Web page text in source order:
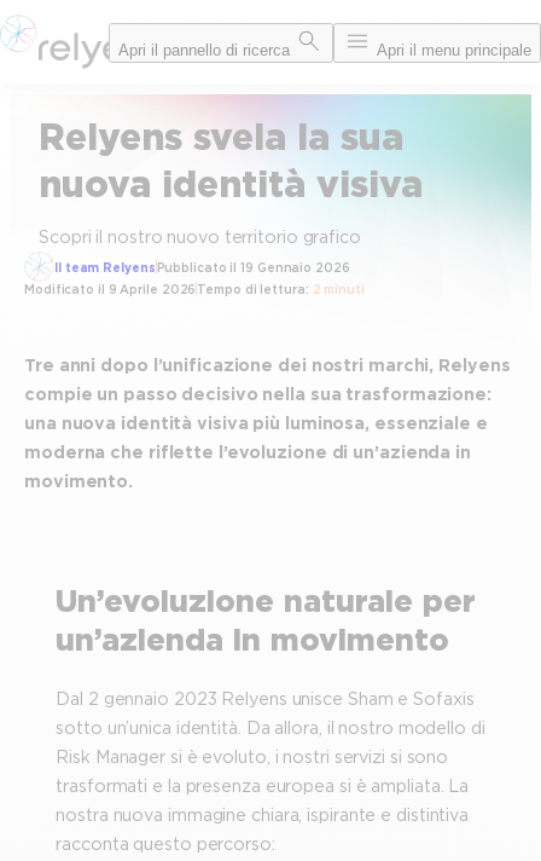
Vai
al
Apri il pannello di ricerca Apri il menu principale
Relyens svela la sua
nuova identità visiva
Scopri il nostro nuovo territorio grafico
Il team Relyens Pubblicato il19 Gennaio 2026
Modificato il 9 Aprile 2026 Tempo di lettura: 2 minuti
Tre anni dopo l’unificazione dei nostri marchi, Relyens
compie un passo decisivo nella sua trasformazione:
una nuova identità visiva più luminosa, essenziale e
moderna che riflette l’evoluzione di un’azienda in
movimento.
Un’evoluzione naturale per
un’azienda in movimento
Dal 2 gennaio 2023 Relyens unisce Sham e Sofaxis
sotto un’unica identità. Da allora, il nostro modello di
Risk Manager si è evoluto, i nostri servizi si sono
trasformati e la presenza europea si è ampliata. La
nostra nuova immagine chiara, ispirante e distintiva
racconta questo percorso: